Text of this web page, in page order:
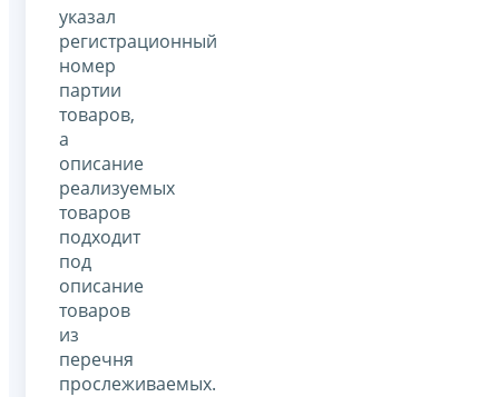
указал
регистрационный
номер
партии
товаров,
а
описание
реализуемых
товаров
подходит
под
описание
товаров
из
перечня
прослеживаемых.